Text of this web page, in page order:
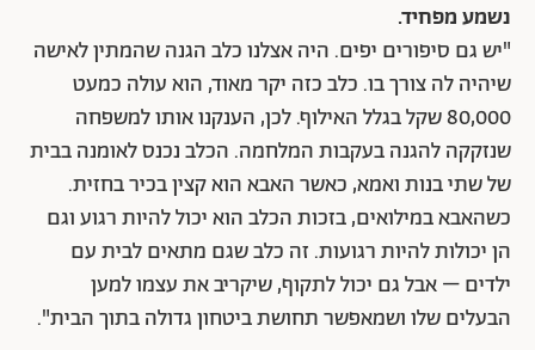
נשמע מפחיד.
"יש גם סיפורים יפים. היה אצלנו כלב הגנה שהמתין לאישה
שיהיה לה צורך בו. כלב כזה יקר מאוד, הוא עולה כמעט
80,000 שקל בגלל האילוף. לכן, הענקנו אותו למשפחה
שנזקקה להגנה בעקבות המלחמה. הכלב נכנס לאומנה בבית
של שתי בנות ואמא, כאשר האבא הוא קצין בכיר בחזית.
כשהאבא במילואים, בזכות הכלב הוא יכול להיות רגוע וגם
הן יכולות להיות רגועות. זה כלב שגם מתאים לבית עם
ילדים – אבל גם יכול לתקוף, שיקריב את עצמו למען
הבעלים שלו ושמאפשר תחושת ביטחון גדולה בתוך הבית".